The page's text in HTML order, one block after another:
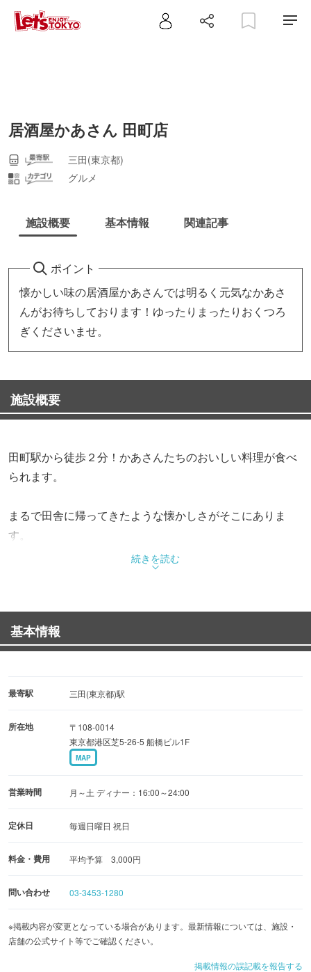
居酒屋かあさん 田町店
三田(東京都)
グルメ
施設概要 基本情報 関連記事
ポイント
懐かしい味の居酒屋かあさんでは明るく元気なかあさ
んがお待ちしております！ゆったりまったりおくつろ
ぎくださいませ。
施設概要
田町駅から徒歩２分！かあさんたちのおいしい料理が食べ
られます。
まるで田舎に帰ってきたような懐かしさがそこにありま
す。
明るく個性豊かなかあさんがお待ちしております。
アットホームな雰囲気のなかで、うまい肴とうまい酒を楽
しみましょう。人気メニューは「かあさん田舎煮」！
続きを読む
基本情報
最寄駅 三田(東京都)駅
所在地
〒108-0014
東京都港区芝5-26-5 船橋ビル1F
MAP
営業時間 月～土 ディナー：16:00～24:00
定休日 毎週日曜日 祝日
料金・費用 平均予算 3,000円
問い合わせ 03-3453-1280
※掲載内容が変更となっている場合があります。最新情報については、施設・
店舗の公式サイト等でご確認ください。
掲載情報の誤記載を報告する